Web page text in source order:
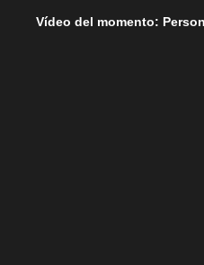
Vídeo del momento: